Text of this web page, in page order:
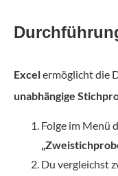
Excelermöglicht die
unabhängige
Folge im Menü
Du vergleichst